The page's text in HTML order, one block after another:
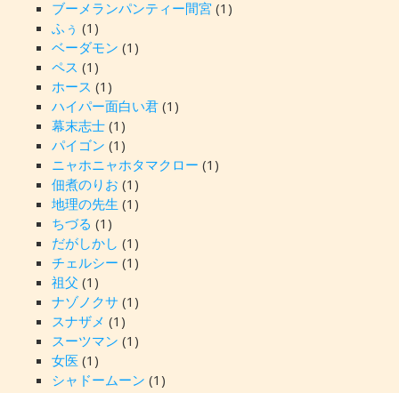
ブーメランパンティー間宮 (1)
ふぅ (1)
ベーダモン (1)
ペス (1)
ホース (1)
ハイパー面白い君(1)
幕末志士(1)
パイゴン (1)
ニャホニャホタマクロー (1)
佃煮のりお (1)
地理の先生 (1)
ちづる (1)
だがしかし (1)
チェルシー (1)
祖父 (1)
ナゾノクサ (1)
スナザメ (1)
スーツマン (1)
女医 (1)
シャドームーン (1)